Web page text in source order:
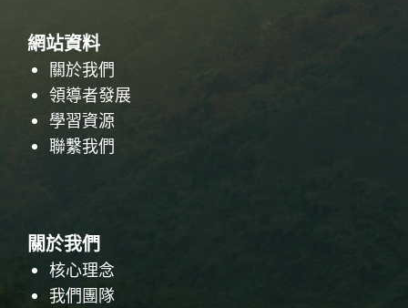
網站資料
關於我們
領導者發展
學習資源
聯繫我們
關於我們
核心理念
我們團隊